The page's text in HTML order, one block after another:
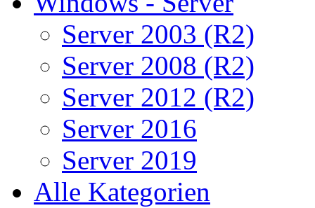
Server 2003 (R2)
Server 2008 (R2)
Server 2012 (R2)
Server 2016
Server 2019
Alle Kategorien